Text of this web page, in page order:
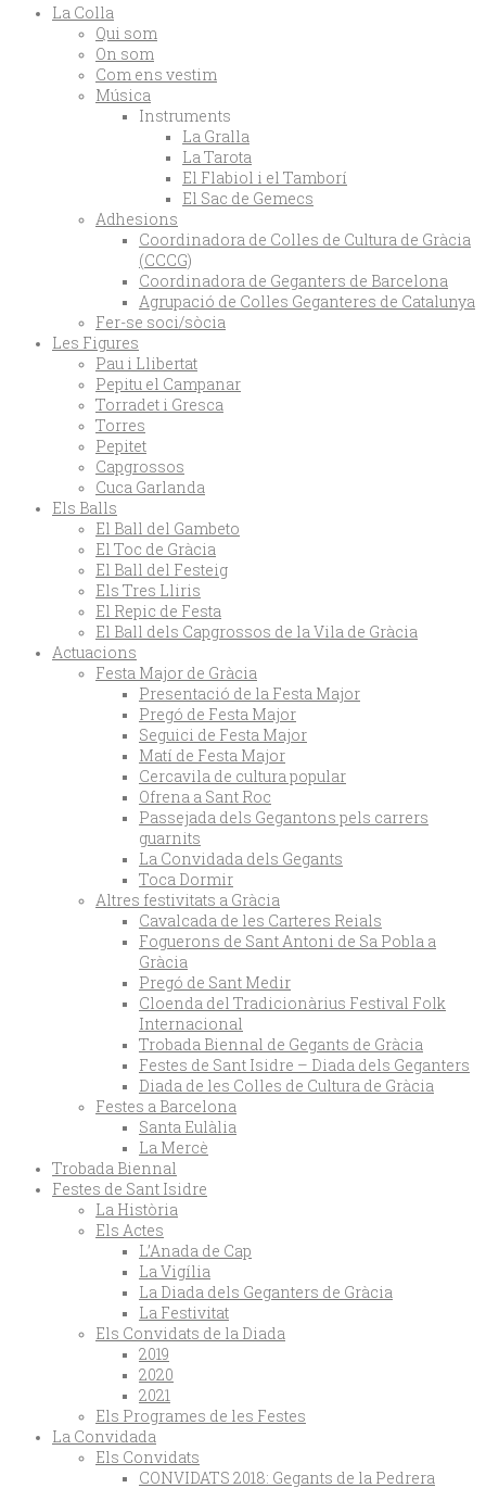
La Colla
Qui som
On som
Com ens vestim
Música
Instruments
La Gralla
La Tarota
El Flabiol i el Tamborí
El Sac de Gemecs
Adhesions
Coordinadora de Colles de Cultura de Gràcia
(CCCG)
Coordinadora de Geganters de Barcelona
Agrupació de Colles Geganteres de Catalunya
Fer-se soci/sòcia
Les Figures
Pau i Llibertat
Pepitu el Campanar
Torradet i Gresca
Torres
Pepitet
Capgrossos
Cuca Garlanda
Els Balls
El Ball del Gambeto
El Toc de Gràcia
El Ball del Festeig
Els Tres Lliris
El Repic de Festa
El Ball dels Capgrossos de la Vila de Gràcia
Actuacions
Festa Major de Gràcia
Presentació de la Festa Major
Pregó de Festa Major
Seguici de Festa Major
Matí de Festa Major
Cercavila de cultura popular
Ofrena a Sant Roc
Passejada dels Gegantons pels carrers
guarnits
La Convidada dels Gegants
Toca Dormir
Altres festivitats a Gràcia
Cavalcada de les Carteres Reials
Foguerons de Sant Antoni de Sa Pobla a
Gràcia
Pregó de Sant Medir
Cloenda del Tradicionàrius Festival Folk
Internacional
Trobada Biennal de Gegants de Gràcia
Festes de Sant Isidre – Diada dels Geganters
Diada de les Colles de Cultura de Gràcia
Festes a Barcelona
Santa Eulàlia
La Mercè
Trobada Biennal
Festes de Sant Isidre
La Història
Els Actes
L’Anada de Cap
La Vigília
La Diada dels Geganters de Gràcia
La Festivitat
Els Convidats de la Diada
2019
2020
2021
Els Programes de les Festes
La Convidada
Els Convidats
CONVIDATS 2018: Gegants de la Pedrera